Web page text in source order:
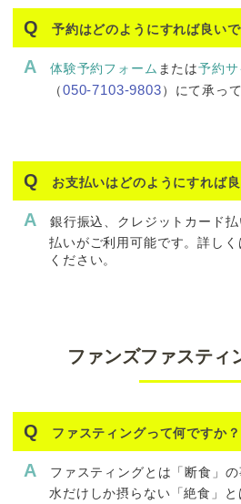
予約はどのようにすれば良いで
体験予約フォーム または予約サ
（050-7103-9803）にて承っ
お支払いはどのようにすれば
銀行振込、クレジットカード
払いがご利用可能です。詳し
ください。
ファンズファスティ
ファスティングって何ですか？
ファスティングとは「断食」の
水だけしか摂らない「絶食」